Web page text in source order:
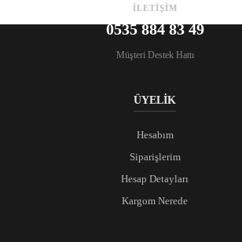
İLETİŞİM
0535 884 83 49
Müşteri Destek Hattı
ÜYELİK
Hesabım
Siparişlerim
Hesap Detayları
Kargom Nerede